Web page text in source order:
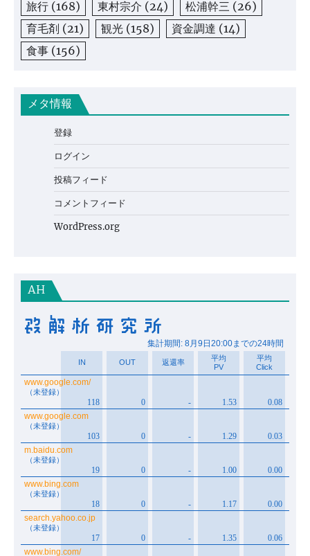
旅行 (168) 東村宗介 (24) 松浦幹三 (26)
育毛剤 (21) 観光 (158) 資金調達 (14)
食事 (156)
メタ情報
登録
ログイン
投稿フィード
コメントフィード
WordPress.org
AH